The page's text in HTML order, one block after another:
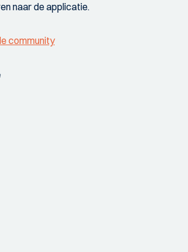
naar de applicatie.
community